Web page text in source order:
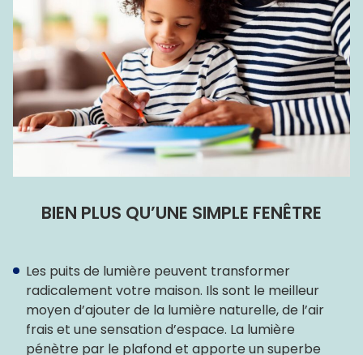
BIEN PLUS QU’UNE SIMPLE FENÊTRE
Les puits de lumière peuvent transformer
radicalement votre maison. Ils sont le meilleur
moyen d’ajouter de la lumière naturelle, de l’air
frais et une sensation d’espace. La lumière
pénètre par le plafond et apporte un superbe